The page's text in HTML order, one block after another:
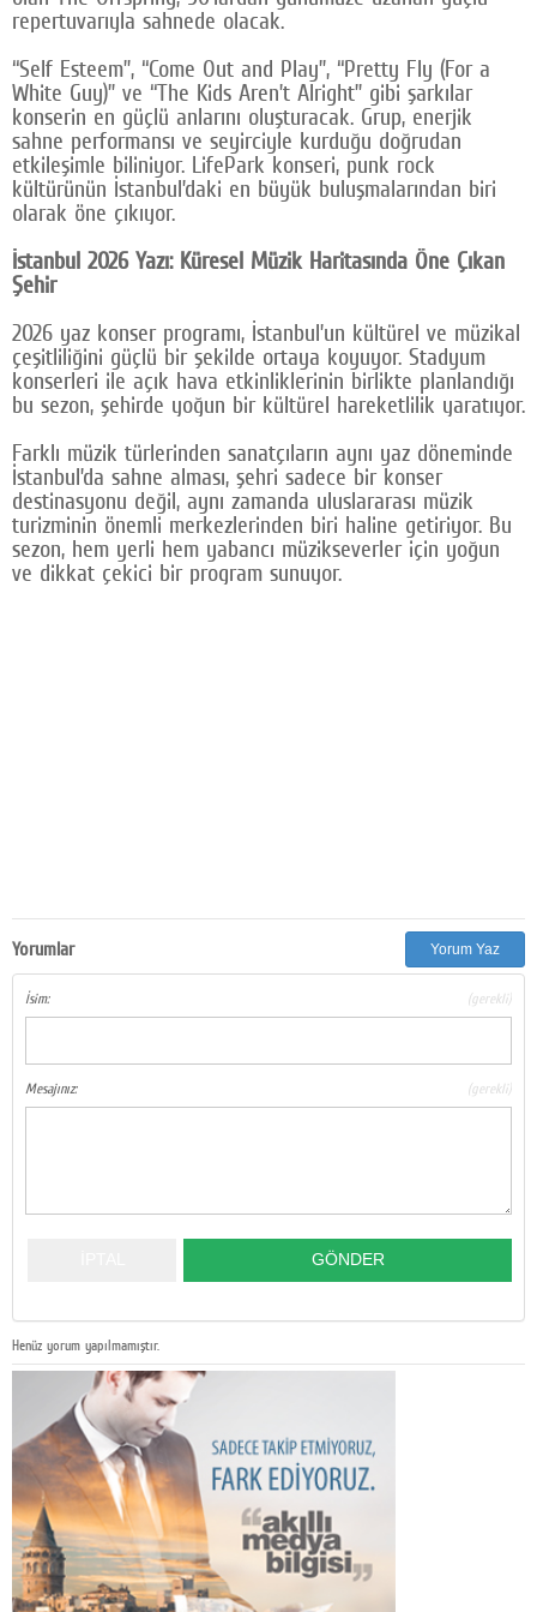
repertuvarıyla sahnede olacak.
“Self Esteem”, “Come Out and Play”, “Pretty Fly (For a
White Guy)” ve “The Kids Aren’t Alright” gibi şarkılar
konserin en güçlü anlarını oluşturacak. Grup, enerjik
sahne performansı ve seyirciyle kurduğu doğrudan
etkileşimle biliniyor. LifePark konseri, punk rock
kültürünün İstanbul’daki en büyük buluşmalarından biri
olarak öne çıkıyor.
İstanbul 2026 Yazı: Küresel Müzik Haritasında Öne Çıkan
Şehir
2026 yaz konser programı, İstanbul’un kültürel ve müzikal
çeşitliliğini güçlü bir şekilde ortaya koyuyor. Stadyum
konserleri ile açık hava etkinliklerinin birlikte planlandığı
bu sezon, şehirde yoğun bir kültürel hareketlilik yaratıyor.
Farklı müzik türlerinden sanatçıların aynı yaz döneminde
İstanbul’da sahne alması, şehri sadece bir konser
destinasyonu değil, aynı zamanda uluslararası müzik
turizminin önemli merkezlerinden biri haline getiriyor. Bu
sezon, hem yerli hem yabancı müzikseverler için yoğun
ve dikkat çekici bir program sunuyor.
Yorumlar Yorum Yaz
İsim: (gerekli)
Mesajınız: (gerekli)
Henüz yorum yapılmamıştır.